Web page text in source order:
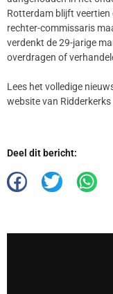
Rotterdam blijft
rechter-commissaris
verdenkt de 29-jarige
overdragen of
Lees het volledige
website van Ridderkerks
Deel dit bericht: